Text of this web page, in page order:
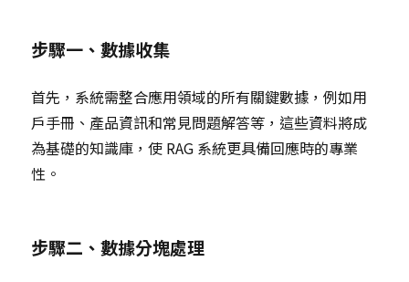
步驟一、數據收集
首先，系統需整合應用領域的所有關鍵數據，例如用
戶手冊、產品資訊和常見問題解答等，這些資料將成
為基礎的知識庫，使 RAG 系統更具備回應時的專業
性。
步驟二、數據分塊處理